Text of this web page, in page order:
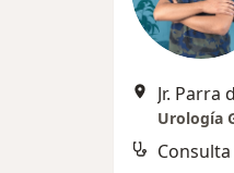
Jr. Parra
Urología